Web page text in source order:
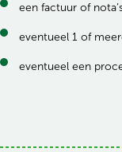
een factuur of
eventueel 1 of
eventueel een